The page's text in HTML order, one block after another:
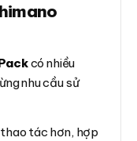
có nhiều
nhu cầu sử
tác hơn, hợp